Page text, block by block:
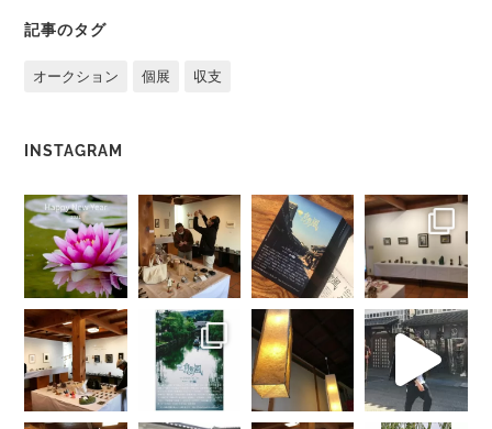
記事のタグ
オークション 個展 収支
INSTAGRAM